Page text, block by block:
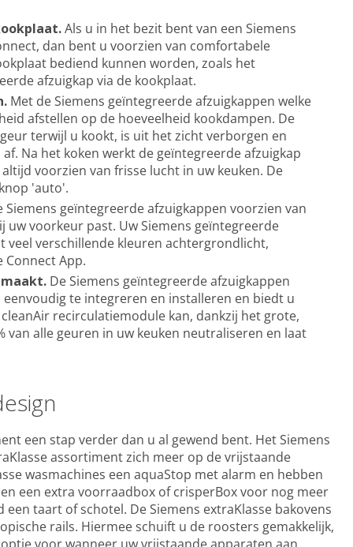
Als u in het bezit bent van een Siemens
dan bent u voorzien van comfortabele
bediend kunnen worden, zoals het
afzuigkap via de kookplaat.
Met de Siemens geïntegreerde afzuigkappen welke
afstellen op de hoeveelheid kookdampen. De
terwijl u kookt, is uit het zicht verborgen en
Na het koken werkt de geïntegreerde afzuigkap
voorzien van frisse lucht in uw keuken. De
'auto'.
Siemens geïntegreerde afzuigkappen voorzien van
voorkeur past. Uw Siemens geïntegreerde
veel verschillende kleuren achtergrondlicht,
App.
De Siemens geïntegreerde afzuigkappen
te integreren en installeren en biedt u
recirculatiemodule kan, dankzij het grote,
alle geuren in uw keuken neutraliseren en laat
een stap verder dan u al gewend bent. Het Siemens
assortiment zich meer op de vrijstaande
wasmachines een aquaStop met alarm en hebben
een extra voorraadbox of crisperBox voor nog meer
taart of schotel. De Siemens extraKlasse bakovens
rails. Hiermee schuift u de roosters gemakkelijk,
voor wanneer uw vrijstaande apparaten aan